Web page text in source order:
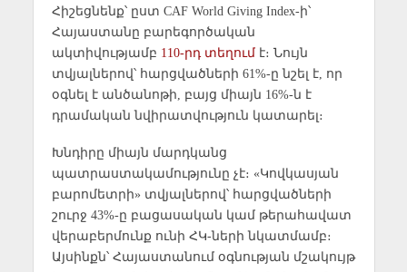
Հիշեցնենք՝ ըստ CAF World Giving Index-ի՝
Հայաստանը բարեգործական
ակտիվությամբ 110-րդ տեղումէ։ Նույն
տվյալներով՝ հարցվածների 61%-ը նշել է, որ
օգնել է անծանոթի, բայց միայն 16%-ն է
դրամական նվիրատվություն կատարել։
Խնդիրը միայն մարդկանց
պատրաստակամությունը չէ։ «Կովկասյան
բարոմետրի» տվյալներով՝ հարցվածների
շուրջ 43%-ը բացասական կամ թերահավատ
վերաբերմունք ունի ՀԿ-ների նկատմամբ։
Այսինքն՝ Հայաստանում օգնության մշակույթ